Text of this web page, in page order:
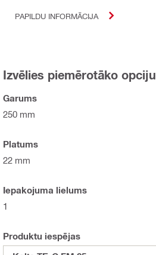
PAPILDU INFORMĀCIJA
Izvēlies piemērotāko opciju
Garums
250 mm
Platums
22 mm
Iepakojuma lielums
1
Produktu iespējas